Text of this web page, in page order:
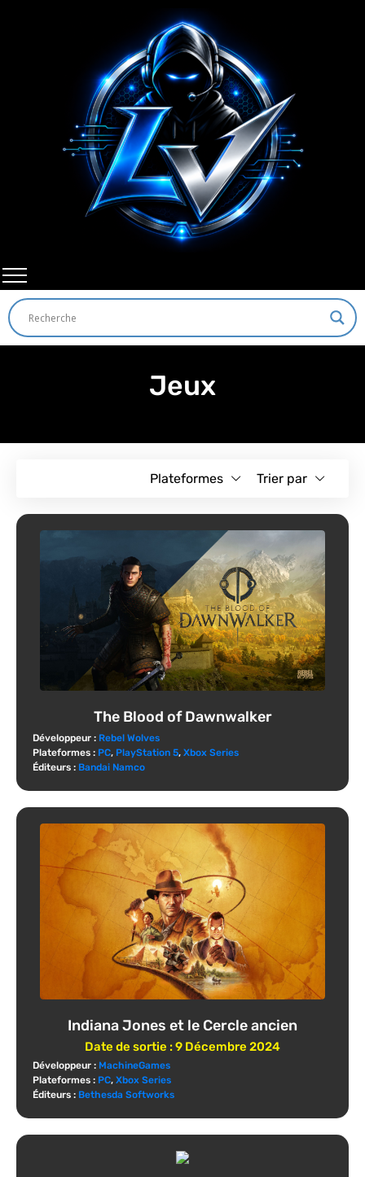
Jeux
Plateformes Trier par
The Blood of Dawnwalker
Développeur : Rebel Wolves
Plateformes : PC, PlayStation 5, Xbox Series
Éditeurs : Bandai Namco
Indiana Jones et le Cercle ancien
Date de sortie :9 Décembre 2024
Développeur : MachineGames
Plateformes : PC, Xbox Series
Éditeurs : Bethesda Softworks